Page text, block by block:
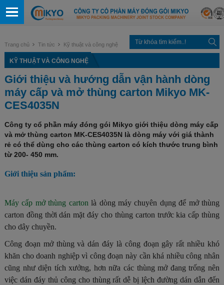
Trang chủ Tin tức Kỹ thuật và công nghệ
KỸ THUẬT VÀ CÔNG NGHỆ
Giới thiệu và hướng dẫn vận hành dòng
máy cấp và mở thùng carton Mikyo MK-
CES4035N
Công ty cổ phần máy đóng gói Mikyo giới thiệu dòng máy cấp
và mở thùng carton MK-CES4035N là dòng máy với giá thành
rẻ có thể dùng cho các thùng carton có kích thước trung bình
từ 200- 450 mm.
Giới thiệu sản phẩm:
Máy cấp mở thùng cartonlà dòng máy chuyên dụng để mở thùng
carton đồng thời dán mặt đáy cho thùng carton trước kia cấp thùng
cho dây chuyền.
Công đoạn mở thùng và dán đáy là công đoạn gây rất nhiều khó
khăn cho doanh nghiệp vì công đoạn này cần khá nhiều công nhân
cũng như diện tích xưởng, hơn nữa các thùng mở đang trống nên
việc dán đáy thủ công cho thùng rất dễ bị lệch đường dán dẫn đến